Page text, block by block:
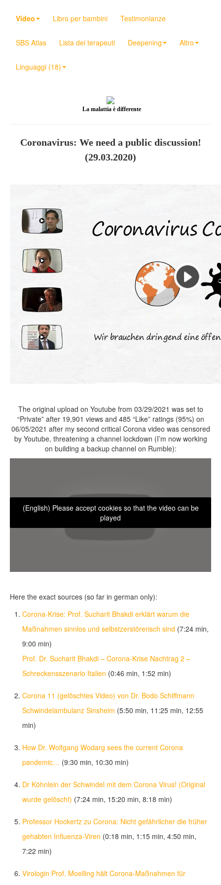
Video Libro per bambini Testimonianze
SBS Atlas Lista dei terapeuti Deepening Altro
Linguaggi (18)
La malattia è differente
Coronavirus: We need a public discussion!
(29.03.2020)
The original upload on Youtube from 03/29/2021 was set to
“Private” after 19,901 views and 485 “Like” ratings (95%) on
06/05/2021 after my second critical Corona video was censored
by Youtube, threatening a channel lockdown (I’m now working
on building a backup channel on Rumble):
(English) Please accept cookies so that the video can be
played
Here the exact sources (so far in german only):
Corona-Krise: Prof. Sucharit Bhakdi erklärt warum die
Maßnahmen sinnlos und selbstzerstörerisch sind (7:24 min,
9:00 min)
Prof. Dr. Sucharit Bhakdi – Corona-Krise Nachtrag 2 –
Schreckensszenario Italien (0:46 min, 1:52 min)
Corona 11 (gelöschtes Video) von Dr. Bodo Schiffmann
Schwindelambulanz Sinsheim (5:50 min, 11:25 min, 12:55
min)
How Dr. Wolfgang Wodarg sees the current Corona
pandemic… (9:30 min, 10:30 min)
Dr Köhnlein der Schwindel mit dem Corona Virus! (Original
wurde gelöscht) (7:24 min, 15:20 min, 8:18 min)
Professor Hockertz zu Corona: Nicht gefährlicher die früher
gehabten Influenza-Viren (0:18 min, 1:15 min, 4:50 min,
7:22 min)
Virologin Prof. Moelling hält Corona-Maßnahmen für